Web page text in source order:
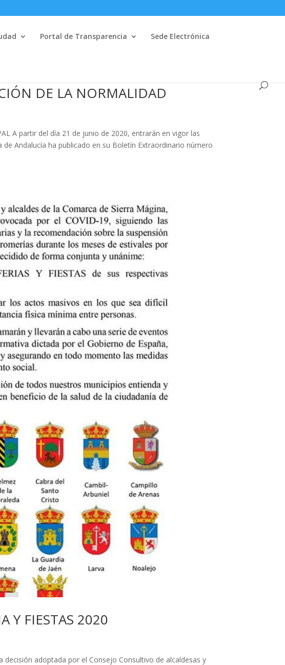
Portal de Transparencia Sede Electrónica
DE LA NORMALIDAD
A partir del día 21 de junio de 2020, entrarán en vigor las
Andalucía ha publicado en su Boletín Extraordinario número
Y FIESTAS 2020
decisión adoptada por el Consejo Consultivo de alcaldesas y